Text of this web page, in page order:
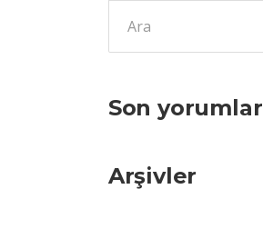
ara:
Son yorumlar
Arşivler